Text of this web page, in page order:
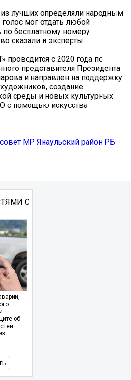
лучших определяли народным
мог отдать любой
бесплатному номеру
сказали и эксперты.
проводится с 2020 года по
представителя Президента
и направлен на поддержку
создание
среды и новых культурных
с помощью искусства
МР Янаульский район РБ
С
об